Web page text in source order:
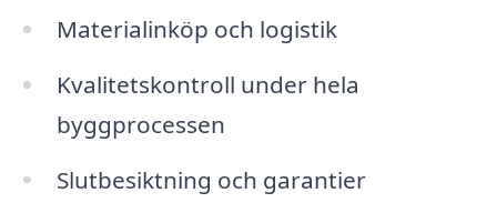
Materialinköp och logistik
Kvalitetskontroll under hela
byggprocessen
Slutbesiktning och garantier